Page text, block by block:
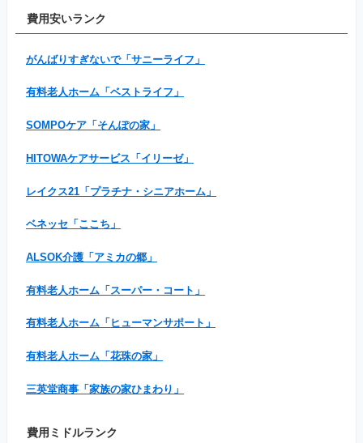
費用安いランク
がんばりすぎないで「サニーライフ」
有料老人ホーム「ベストライフ」
SOMPOケア「そんぽの家」
HITOWAケアサービス「イリーゼ」
レイクス21「プラチナ・シニアホーム」
ベネッセ「ここち」
ALSOK介護「アミカの郷」
有料老人ホーム「スーパー・コート」
有料老人ホーム「ヒューマンサポート」
有料老人ホーム「花珠の家」
三英堂商事「家族の家ひまわり」
費用ミドルランク